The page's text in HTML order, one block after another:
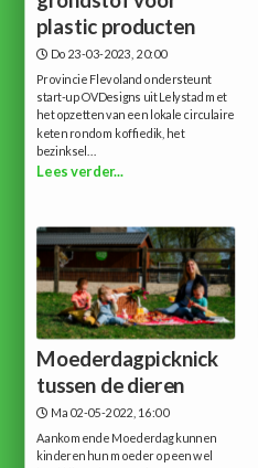
plastic producten
Do 23-03-2023, 20:00
Provincie Flevoland ondersteunt
start-up OVDesigns uit Lelystad met
het opzetten van een lokale circulaire
keten rondom koffiedik, het
bezinksel...
Lees verder...
Moederdagpicknick
tussen de dieren
Ma 02-05-2022, 16:00
Aankomende Moederdag kunnen
kinderen hun moeder op een wel